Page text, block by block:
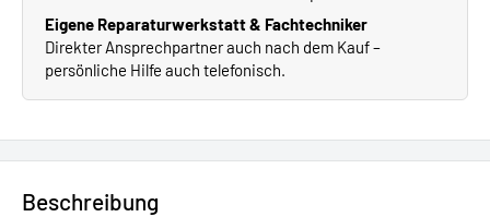
Eigene Reparaturwerkstatt & Fachtechniker
Direkter Ansprechpartner auch nach dem Kauf –
persönliche Hilfe auch telefonisch.
Beschreibung